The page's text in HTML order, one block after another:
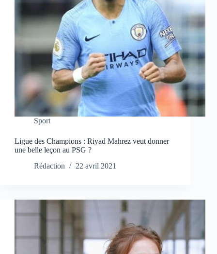
Sport
Ligue des Champions : Riyad Mahrez veut donner
une belle leçon au PSG ?
Rédaction
22 avril 2021